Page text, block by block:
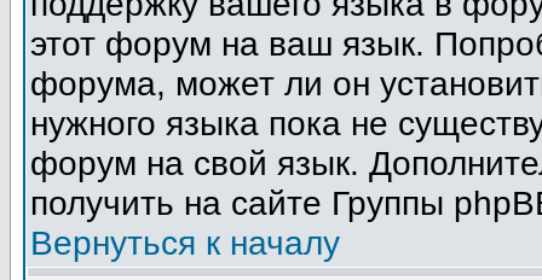
этот форум на ваш язык.
форума, может ли он
нужного языка пока не
форум на свой язык.
получить на сайте Группы
Вернуться к началу